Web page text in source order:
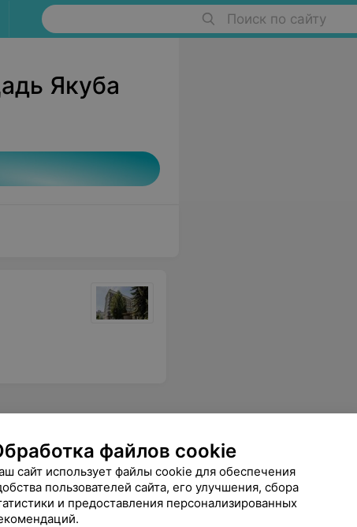
Поиск по сайту
Якуба
файлов cookie
сайт использует файлы cookie для обеспечения
пользователей сайта, его улучшения, сбора
и предоставления персонализированных